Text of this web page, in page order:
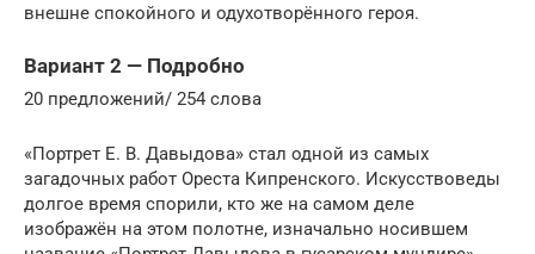
внешне спокойного и одухотворённого героя.
Вариант 2 — Подробно
20 предложений/ 254 слова
«Портрет Е. В. Давыдова» стал одной из самых
загадочных работ Ореста Кипренского. Искусствоведы
долгое время спорили, кто же на самом деле
изображён на этом полотне, изначально носившем